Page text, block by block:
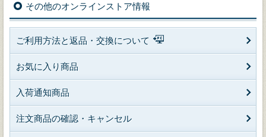
その他のオンラインストア情報
ご利用方法と返品・交換について
お気に入り商品
入荷通知商品
注文商品の確認・キャンセル